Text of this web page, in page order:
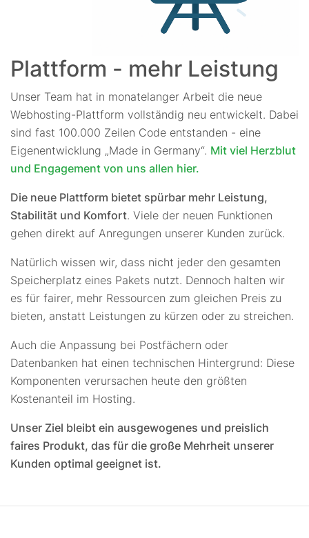
Plattform - mehr Leistung
Unser Team hat in monatelanger Arbeit die neue
Webhosting-Plattform vollständig neu entwickelt. Dabei
sind fast 100.000 Zeilen Code entstanden - eine
Eigenentwicklung „Made in Germany“. Mit viel Herzblut
und Engagement von uns allen hier.
Die neue Plattform bietet spürbar mehr Leistung,
Stabilität und Komfort. Viele der neuen Funktionen
gehen direkt auf Anregungen unserer Kunden zurück.
Natürlich wissen wir, dass nicht jeder den gesamten
Speicherplatz eines Pakets nutzt. Dennoch halten wir
es für fairer, mehr Ressourcen zum gleichen Preis zu
bieten, anstatt Leistungen zu kürzen oder zu streichen.
Auch die Anpassung bei Postfächern oder
Datenbanken hat einen technischen Hintergrund: Diese
Komponenten verursachen heute den größten
Kostenanteil im Hosting.
Unser Ziel bleibt ein ausgewogenes und preislich
faires Produkt, das für die große Mehrheit unserer
Kunden optimal geeignet ist.